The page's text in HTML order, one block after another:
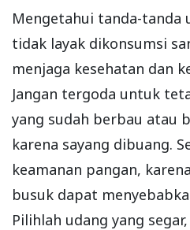
Mengetahui tanda-tanda
tidak layak dikonsumsi
menjaga kesehatan dan
Jangan tergoda untuk
yang sudah berbau atau
karena sayang dibuang.
keamanan pangan,
busuk dapat
Pilihlah udang yang